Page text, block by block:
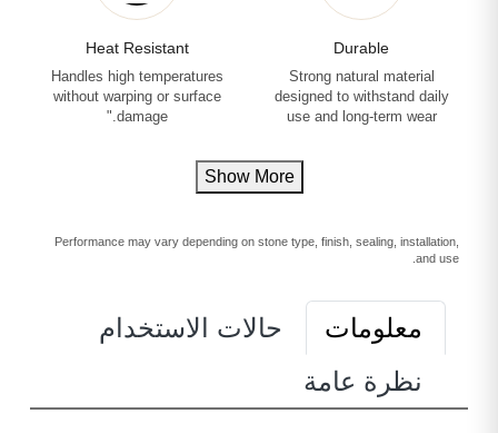
Durable
Strong natural material
designed to withstand daily
use and long-term wear
Heat Resistant
Handles high temperatures
without warping or surface
damage."
Show More
Performance may vary depending on stone type, finish, sealing, installation,
and use.
معلومات
حالات الاستخدام
نظرة عامة